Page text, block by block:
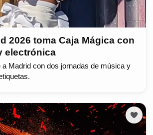
2026 toma Caja Mágica con
electrónica
a Madrid con dos jornadas de música y